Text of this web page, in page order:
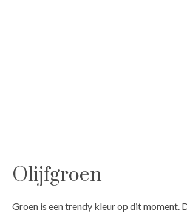
Olijfgroen
Groen is een trendy kleur op dit moment.